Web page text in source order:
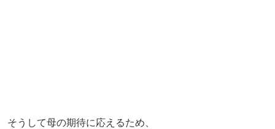
そうして母の期待に応えるため、